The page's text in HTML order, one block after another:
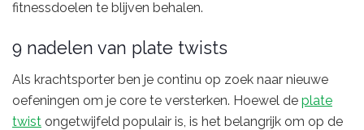
fitnessdoelen te blijven behalen.
9 nadelen van plate twists
Als krachtsporter ben je continu op zoek naar nieuwe
oefeningen om je core te versterken. Hoewel de plate
twist ongetwijfeld populair is, is het belangrijk om op de